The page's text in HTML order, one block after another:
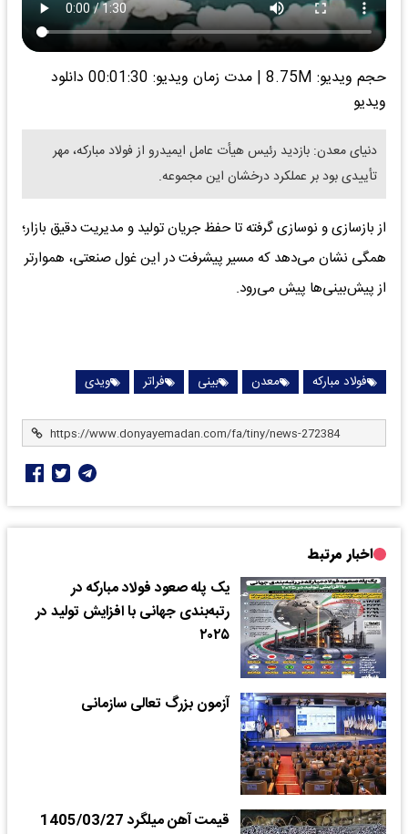
حجم ویدیو: 8.75M | مدت زمان ویدیو: 00:01:30
دانلود
ویدیو
دنیای معدن: بازدید رئیس هیأت عامل ایمیدرو از فولاد مبارکه، مهر
تأییدی بود بر عملکرد درخشان این مجموعه.
از بازسازی و نوسازی گرفته تا حفظ جریان تولید و مدیریت دقیق بازار؛
همگی نشان می‌دهد که مسیر پیشرفت در این غول صنعتی، هموارتر
از پیش‌بینی‌ها پیش می‌رود.
فولاد مبارکه معدن بینی فراتر ویدی
اخبار مرتبط
یک پله صعود فولاد مبارکه در
رتبه‌بندی جهانی با افزایش تولید در
۲۰۲۵
آزمون بزرگ تعالی سازمانی
قیمت آهن میلگرد 1405/03/27